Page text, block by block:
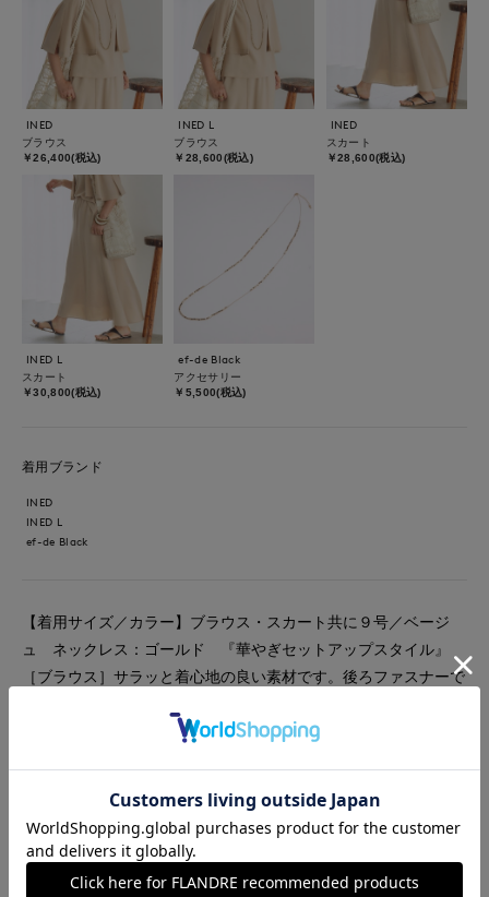
INED
ブラウス
￥26,400(税込)
INED L
ブラウス
￥28,600(税込)
INED
スカート
￥28,600(税込)
INED L
スカート
￥30,800(税込)
ef-de Black
アクセサリー
￥5,500(税込)
着用ブランド
INED
INED L
ef-de Black
【着用サイズ／カラー】ブラウス・スカート共に９号／ベージ
ュ ネックレス：ゴールド 『華やぎセットアップスタイル』
［ブラウス］サラッと着心地の良い素材です。後ろファスナーで
ました。 ［スカート］ウエストが紐で調節可能な総ゴムになっ
グネックレスです。とても軽くて付けやすかったです。